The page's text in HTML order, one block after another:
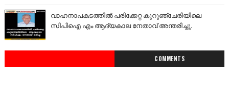
വാഹനാപകടത്തിൽ പരിക്കേറ്റ കുറുഞ്ചേരിയിലെ
സിപിഐ എം ആദ്യകാല നേതാവ് അന്തരിച്ചു.
COMMENTS